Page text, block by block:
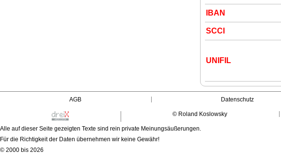
IBAN
SCCI
UNIFIL
AGB Datenschutz
© Roland Koslowsky
Alle auf dieser Seite gezeigten Texte sind rein private Meinungsäußerungen.
Für die Richtigkeit der Daten übernehmen wir keine Gewähr!
© 2000 bis 2026